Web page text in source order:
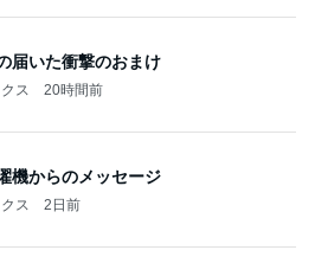
届いた衝撃のおまけ
ス 20時間前
機からのメッセージ
ス 2日前